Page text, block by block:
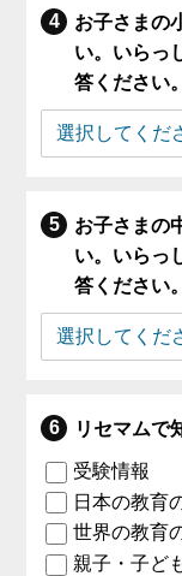
お子さまの
い。いらっ
答ください。
お子さまの
い。いらっ
答ください。
リセマムで
受験情報
日本の教育
世界の教育
親子・子ど